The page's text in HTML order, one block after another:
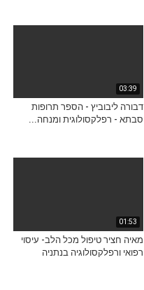
03:39
דבורה ליבוביץ - הספר תרופות
סבתא - רפלקסולוגית ומנחה...
01:53
מאיה חציר טיפול מכל הלב- עיסוי
רפואי ורפלקסולוגיה בנתניה